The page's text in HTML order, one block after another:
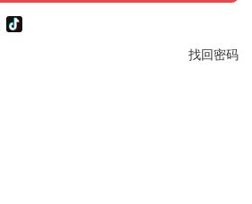
找回密码